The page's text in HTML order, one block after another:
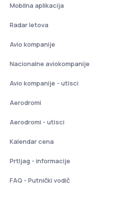
Mobilna aplikacija
Radar letova
Avio kompanije
Nacionalne aviokompanije
Avio kompanije - utisci
Aerodromi
Aerodromi - utisci
Kalendar cena
Prtljag - informacije
FAQ - Putnički vodič